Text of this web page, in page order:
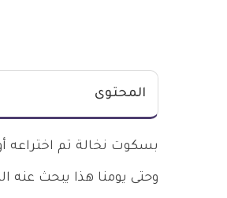
المحتوى
بسكوت نخالة تم
وحتى يومنا هذا يبحث عنه